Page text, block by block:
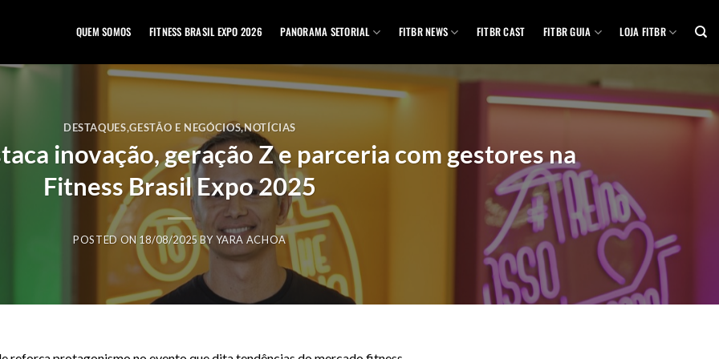
QUEM SOMOS FITNESS BRASIL EXPO 2026 PANORAMA SETORIAL FITBR NEWS FITBR CAST FITBR GUIA LOJA FITBR
DESTAQUES,GESTÃO E NEGÓCIOS,NOTÍCIAS
inovação, geração Z e parceria com gestores na
Fitness Brasil Expo 2025
POSTED ON 18/08/2025 BYYARA ACHOA